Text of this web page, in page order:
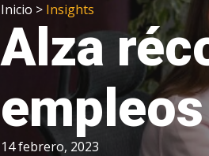
Inicio > Insights
Alza
14 febrero, 2023